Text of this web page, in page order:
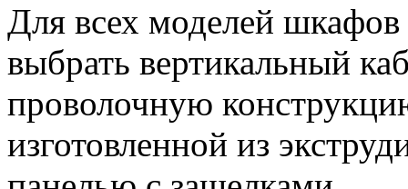
Для всех моделей
выбрать вертикальный
проволочную
изготовленной из